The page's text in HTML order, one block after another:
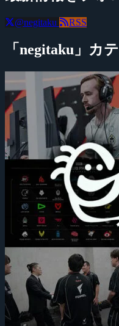
@negitaku RSS
「negitaku」カ